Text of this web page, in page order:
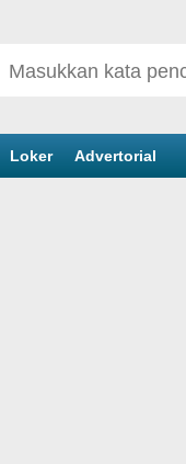
Loker Advertorial